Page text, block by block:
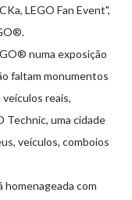
LEGO Fan Event",
numa exposição
faltam monumentos
reais,
Technic, uma cidade
veículos, comboios
homenageada com